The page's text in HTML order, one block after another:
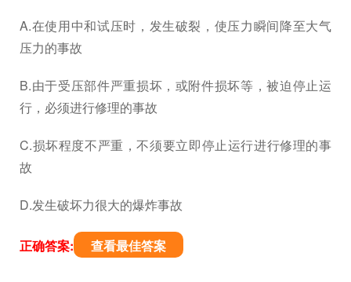
A.在使用中和试压时，发生破裂，使压力瞬间降至大气
压力的事故
B.由于受压部件严重损坏，或附件损坏等，被迫停止运
行，必须进行修理的事故
C.损坏程度不严重，不须要立即停止运行进行修理的事
故
D.发生破坏力很大的爆炸事故
正确答案: 查看最佳答案